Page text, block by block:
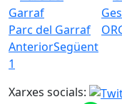
Parc del Garraf
AnteriorSegüent
1
Xarxes socials: